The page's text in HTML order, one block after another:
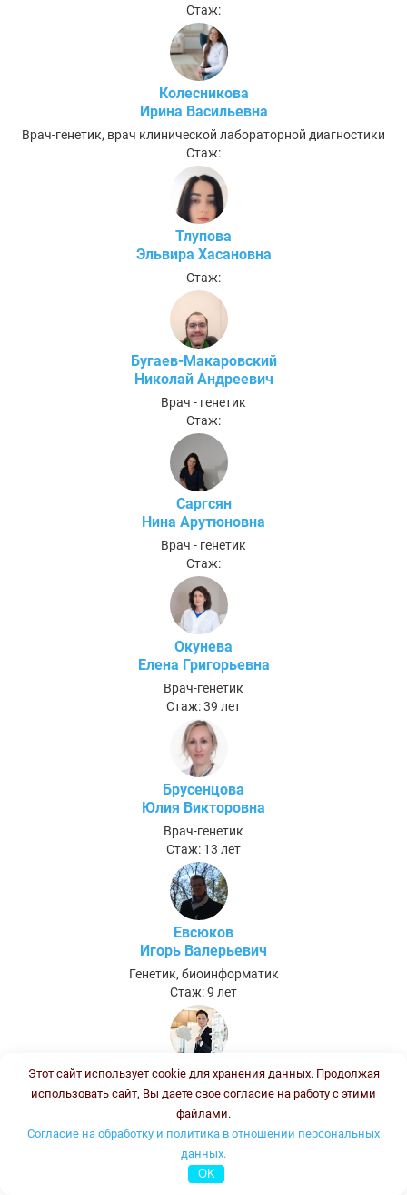
Стаж:
Колесникова
Ирина Васильевна
Врач-генетик, врач клинической лабораторной диагностики
Стаж:
Тлупова
Эльвира Хасановна
Стаж:
Бугаев-Макаровский
Николай Андреевич
Врач - генетик
Стаж:
Саргсян
Нина Арутюновна
Врач - генетик
Стаж:
Окунева
Елена Григорьевна
Врач-генетик
Стаж: 39 лет
Брусенцова
Юлия Викторовна
Врач-генетик
Стаж: 13 лет
Евсюков
Игорь Валерьевич
Генетик, биоинформатик
Стаж: 9 лет
Хунагов
Темиркан Асланович
Биолог (после ПП и ПК - Биолог клинической лабораторной
диагностики)
Стаж:
Этот сайт использует cookie для хранения данных. Продолжая
использовать сайт, Вы даете свое согласие на работу с этими
файлами.
Согласие на обработку и политика в отношении персональных
данных.
OK